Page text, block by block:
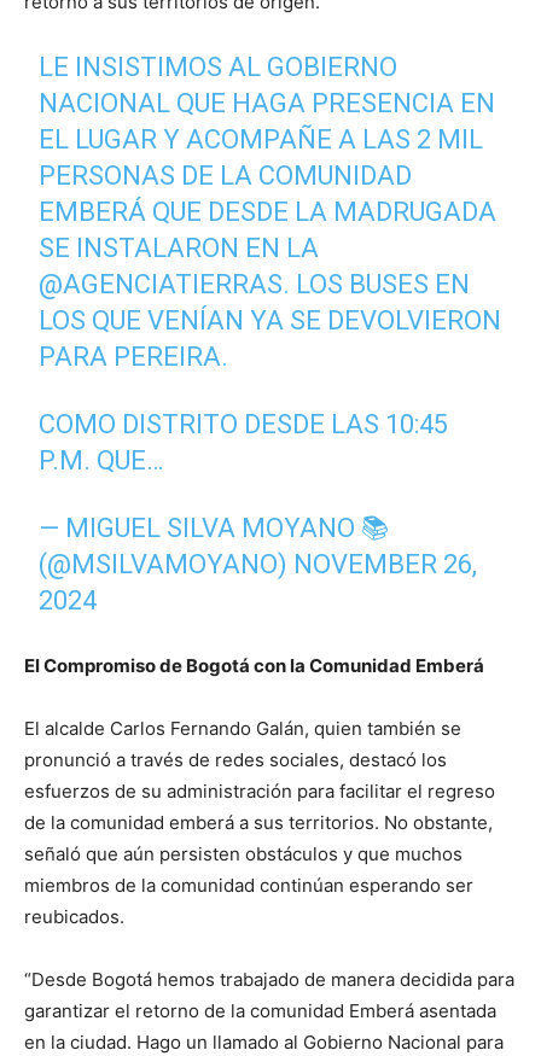
LE INSISTIMOS AL GOBIERNO
NACIONAL QUE HAGA PRESENCIA EN
EL LUGAR Y ACOMPAÑE A LAS 2 MIL
PERSONAS DE LA COMUNIDAD
EMBERÁ QUE DESDE LA MADRUGADA
SE INSTALARON EN LA
@AGENCIATIERRAS. LOS BUSES EN
LOS QUE VENÍAN YA SE DEVOLVIERON
PARA PEREIRA.
COMO DISTRITO DESDE LAS 10:45
P.M. QUE…
— MIGUEL SILVA MOYANO 📚
(@MSILVAMOYANO) NOVEMBER 26,
2024
El Compromiso de Bogotá con la Comunidad Emberá
El alcalde Carlos Fernando Galán, quien también se
pronunció a través de redes sociales, destacó los
esfuerzos de su administración para facilitar el regreso
de la comunidad emberá a sus territorios. No obstante,
señaló que aún persisten obstáculos y que muchos
miembros de la comunidad continúan esperando ser
reubicados.
“Desde Bogotá hemos trabajado de manera decidida para
garantizar el retorno de la comunidad Emberá asentada
en la ciudad. Hago un llamado al Gobierno Nacional para